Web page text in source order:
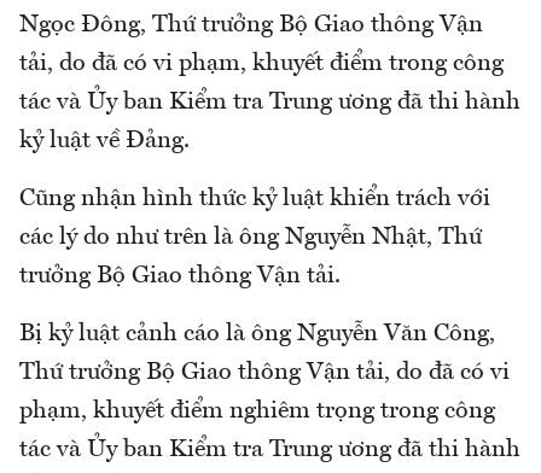
Ngọc Đông, Thứ trưởng Bộ Giao thông Vận
tải, do đã có vi phạm, khuyết điểm trong công
tác và Ủy ban Kiểm tra Trung ương đã thi hành
kỷ luật về Đảng.
Cũng nhận hình thức kỷ luật khiển trách với
các lý do như trên là ông Nguyễn Nhật, Thứ
trưởng Bộ Giao thông Vận tải.
Bị kỷ luật cảnh cáo là ông Nguyễn Văn Công,
Thứ trưởng Bộ Giao thông Vận tải, do đã có vi
phạm, khuyết điểm nghiêm trọng trong công
tác và Ủy ban Kiểm tra Trung ương đã thi hành